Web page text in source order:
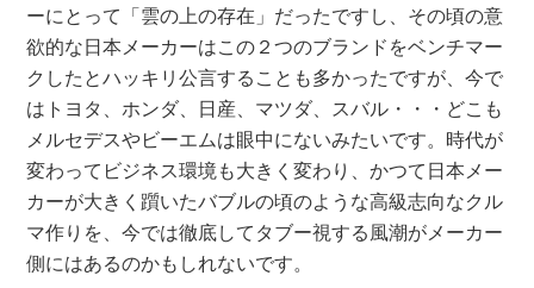
ーにとって「雲の上の存在」だったですし、その頃の意
欲的な日本メーカーはこの２つのブランドをベンチマー
クしたとハッキリ公言することも多かったですが、今で
はトヨタ、ホンダ、日産、マツダ、スバル・・・どこも
メルセデスやビーエムは眼中にないみたいです。時代が
変わってビジネス環境も大きく変わり、かつて日本メー
カーが大きく躓いたバブルの頃のような高級志向なクル
マ作りを、今では徹底してタブー視する風潮がメーカー
側にはあるのかもしれないです。